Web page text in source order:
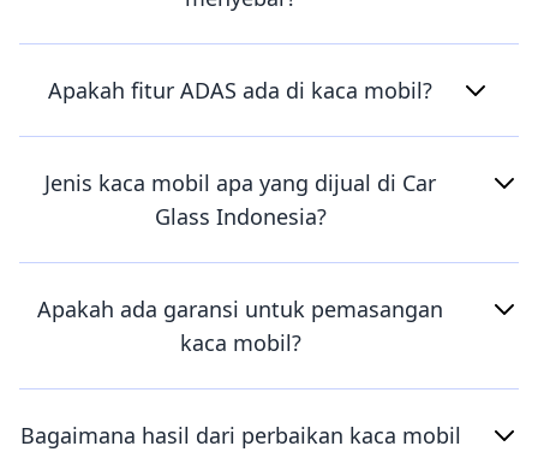
Apakah fitur ADAS ada di kaca mobil?
Jenis kaca mobil apa yang dijual di Car
Glass Indonesia?
Apakah ada garansi untuk pemasangan
kaca mobil?
Bagaimana hasil dari perbaikan kaca mobil